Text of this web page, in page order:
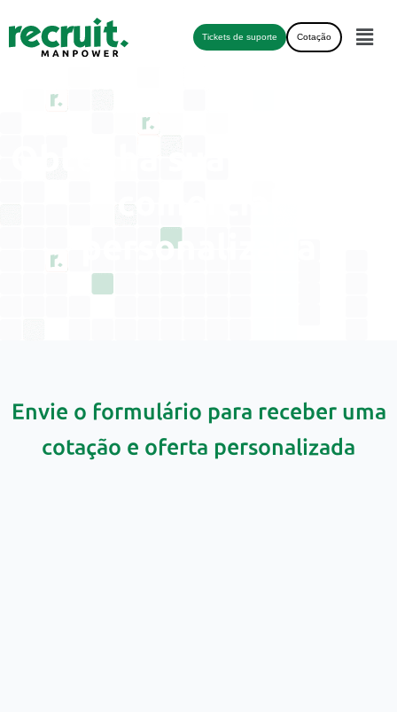
Tickets de suporte Cotação
Obtenha sua proposta
personalizada
Envie o formulário para receber uma
cotação e oferta personalizada